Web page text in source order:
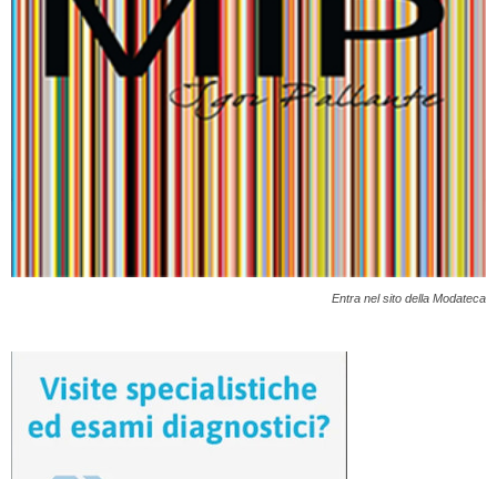
Entra nel sito della Modateca